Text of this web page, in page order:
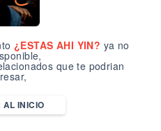
¿ESTAS AHI YIN? ya no
que te podrian
AL INICIO